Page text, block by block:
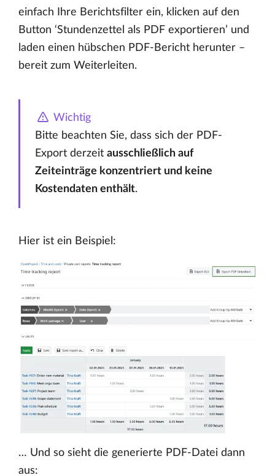
einfach Ihre Berichtsfilter ein, klicken auf den
Button ‘Stundenzettel als PDF exportieren’ und
laden einen hübschen PDF-Bericht herunter –
bereit zum Weiterleiten.
Wichtig
Bitte beachten Sie, dass sich der PDF-
Export derzeit ausschließlich auf
Zeiteinträge konzentriert und keine
Kostendaten enthält.
Hier ist ein Beispiel:
… Und so sieht die generierte PDF-Datei dann
aus: